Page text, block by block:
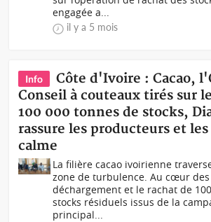
engagée a...
il y a 5 mois
Info
Côte d'Ivoire : Cacao,
Conseil à couteaux tirés sur
100 000 tonnes de stocks,
rassure les producteurs et
calme
La filière cacao ivoirienne
zone de turbulence. Au cœur
déchargement et le rachat de
stocks résiduels issus de la
principal...